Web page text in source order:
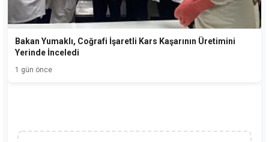
Bakan Yumaklı, Coğrafi İşaretli Kars Kaşarının Üretimini
Yerinde İnceledi
1 gün önce